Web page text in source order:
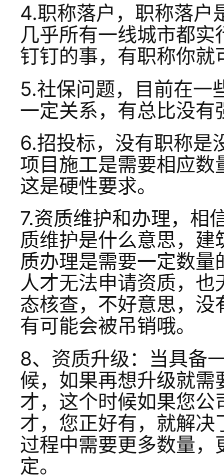
4.职称落户，职称落户
几乎所有一线城市都
钉钉的事，有职称你
5.社保问题，目前在一
一定关系，有总比没有
6.招投标，没有职称是
项目施工是需要相应
这是硬性要求。
7.资质维护和办理，相
质维护是什么意思，
质办理是需要一定数
人才无法申请资质，
态核查，不好意思，
有可能会被吊销哦。
8、资质升级：当具备
候，如果再想升级就
才，这个时候如果您
才，您正好有，就解
过程中需要更多数量
定。